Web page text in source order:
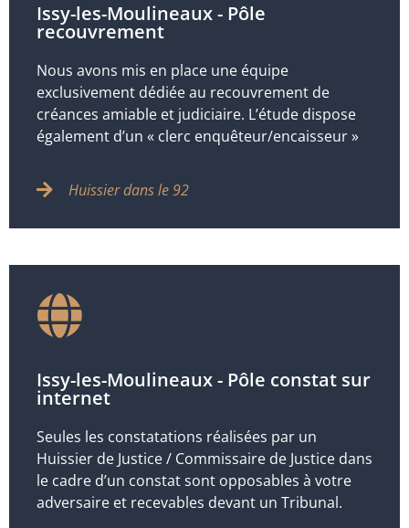
Issy-les-Moulineaux - Pôle
recouvrement
Nous avons mis en place une équipe
exclusivement dédiée au recouvrement de
créances amiable et judiciaire. L’étude dispose
également d’un « clerc enquêteur/encaisseur »
Huissier dans le 92
Issy-les-Moulineaux - Pôle constat sur
internet
Seules les constatations réalisées par un
Huissier de Justice / Commissaire de Justice dans
le cadre d’un constat sont opposables à votre
adversaire et recevables devant un Tribunal.